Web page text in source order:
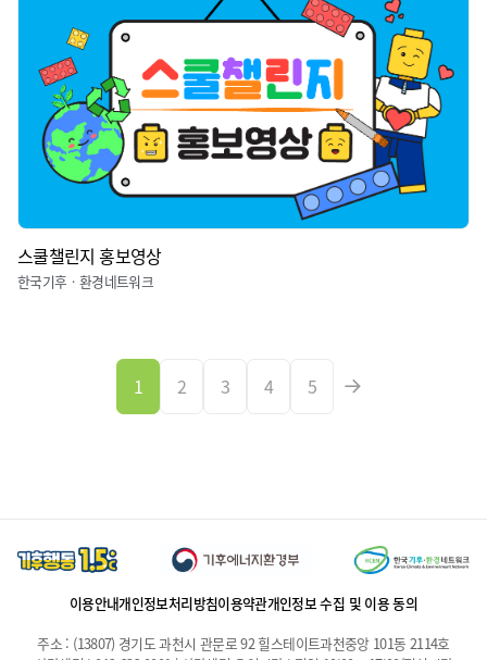
스쿨챌린지 홍보영상
한국기후ㆍ환경네트워크
1 2 3 4 5
이용안내개인정보처리방침이용약관개인정보 수집 및 이용 동의
주소 : (13807) 경기도 과천시 관문로 92 힐스테이트과천중앙 101동 2114호